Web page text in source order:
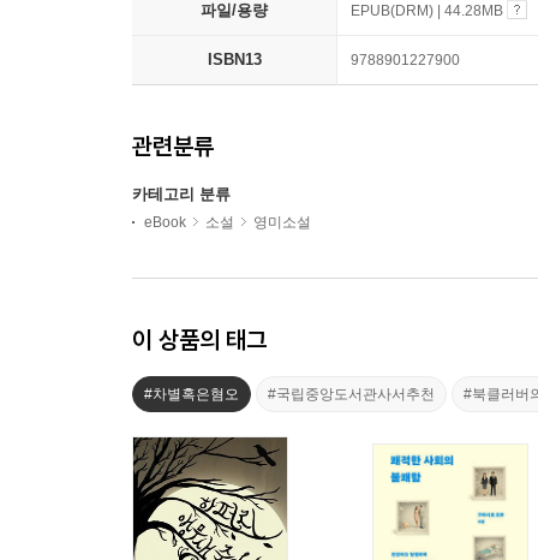
파일/용량 EPUB(DRM) | 44.28MB
ISBN13 9788901227900
관련분류
카테고리 분류
eBook 소설 영미소설
이 상품의 태그
#차별혹은혐오 #국립중앙도서관사서추천 #북클러버